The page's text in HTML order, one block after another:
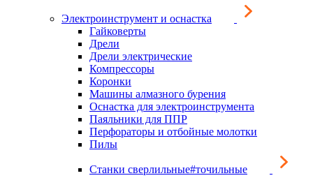
Электроинструмент и оснастка
Гайковерты
Дрели
Дрели электрические
Компрессоры
Коронки
Машины алмазного бурения
Оснастка для электроинструмента
Паяльники для ППР
Перфораторы и отбойные молотки
Пилы
Станки сверлильные#точильные